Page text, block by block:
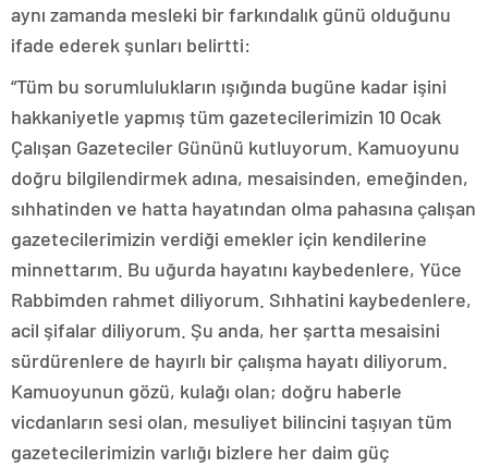
aynı zamanda mesleki bir farkındalık günü olduğunu
ifade ederek şunları belirtti:
“Tüm bu sorumlulukların ışığında bugüne kadar işini
hakkaniyetle yapmış tüm gazetecilerimizin 10 Ocak
Çalışan Gazeteciler Gününü kutluyorum. Kamuoyunu
doğru bilgilendirmek adına, mesaisinden, emeğinden,
sıhhatinden ve hatta hayatından olma pahasına çalışan
gazetecilerimizin verdiği emekler için kendilerine
minnettarım. Bu uğurda hayatını kaybedenlere, Yüce
Rabbimden rahmet diliyorum. Sıhhatini kaybedenlere,
acil şifalar diliyorum. Şu anda, her şartta mesaisini
sürdürenlere de hayırlı bir çalışma hayatı diliyorum.
Kamuoyunun gözü, kulağı olan; doğru haberle
vicdanların sesi olan, mesuliyet bilincini taşıyan tüm
gazetecilerimizin varlığı bizlere her daim güç